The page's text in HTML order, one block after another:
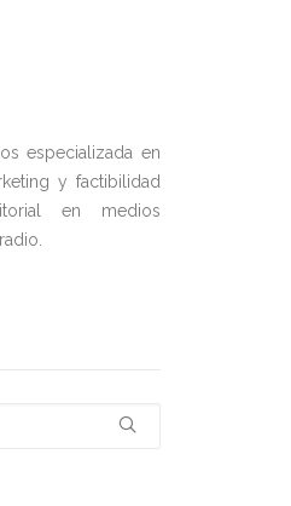
especializada en
y factibilidad
en medios